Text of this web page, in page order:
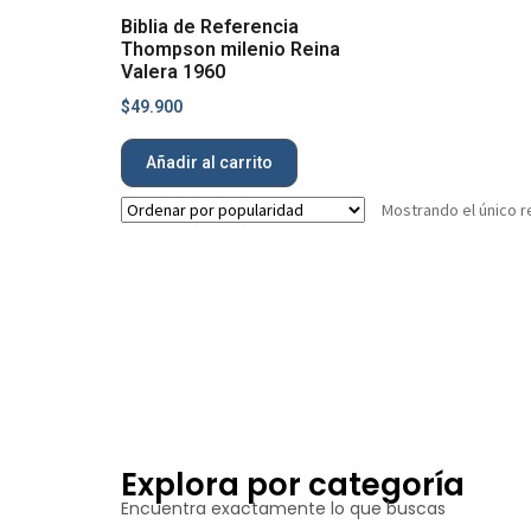
Biblia de Referencia
Thompson milenio Reina
Valera 1960
$49.900
Añadir al carrito
Mostrando el único
Explora por categoría
Encuentra exactamente lo que buscas